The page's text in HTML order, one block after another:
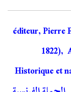
éditeur, Pierre
1822),
Historique et